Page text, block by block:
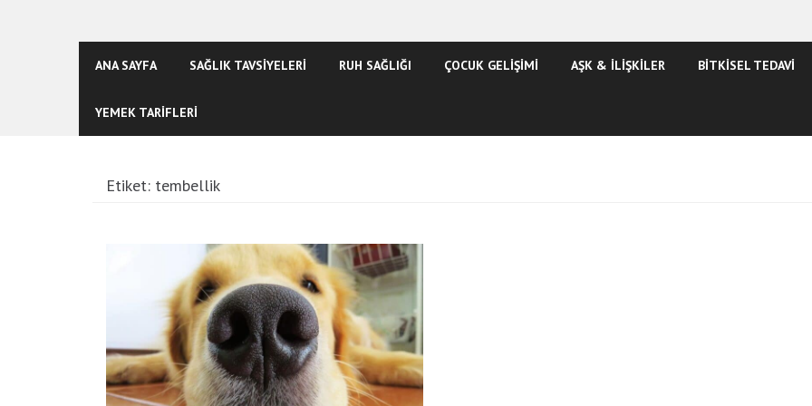
ANA SAYFA SAĞLIK TAVSİYELERİ RUH SAĞLIĞI ÇOCUK GELİŞİMİ AŞK & İLİŞKİLER BİTKİSEL TEDAVİ
YEMEK TARİFLERİ
Etiket: tembellik